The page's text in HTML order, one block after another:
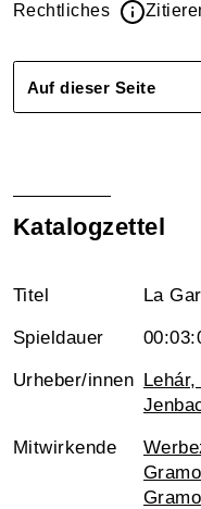
Rechtliches
Auf dieser Seite
Katalogzettel
Titel La
Spieldauer
Urheber/innen
Mitwirkende